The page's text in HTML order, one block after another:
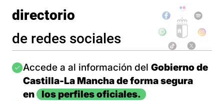
directorio
de redes sociales
Imagen
Accede a al información del Gobierno de
Castilla-La Mancha de forma segura
en
los perfiles oficiales.